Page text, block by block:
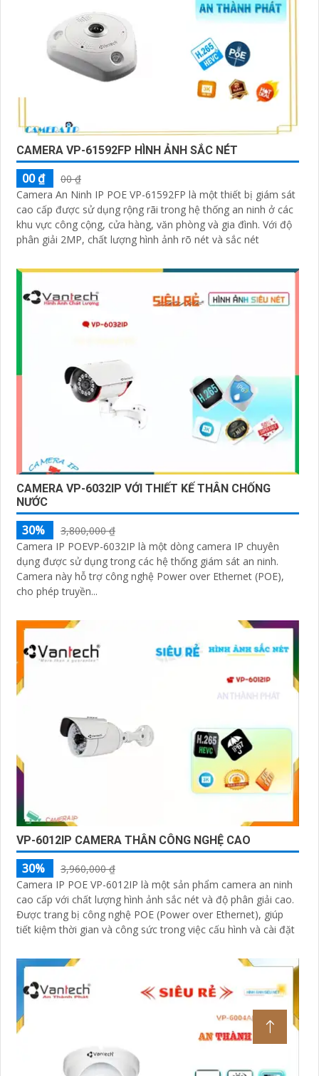
CAMERA VP-61592FP HÌNH ẢNH SẮC NÉT
00 ₫
00 ₫
Camera An Ninh IP POE VP-61592FP là một thiết bị giám sát
cao cấp được sử dụng rộng rãi trong hệ thống an ninh ở các
khu vực công cộng, cửa hàng, văn phòng và gia đình. Với độ
phân giải 2MP, chất lượng hình ảnh rõ nét và sắc nét
CAMERA VP-6032IP VỚI THIẾT KẾ THÂN CHỐNG
NƯỚC
30%
3,800,000 ₫
Camera IP POEVP-6032IP là một dòng camera IP chuyên
dụng được sử dụng trong các hệ thống giám sát an ninh.
Camera này hỗ trợ công nghệ Power over Ethernet (POE),
cho phép truyền...
VP-6012IP CAMERA THÂN CÔNG NGHỆ CAO
30%
3,960,000 ₫
Camera IP POE VP-6012IP là một sản phẩm camera an ninh
cao cấp với chất lượng hình ảnh sắc nét và độ phân giải cao.
Được trang bị công nghệ POE (Power over Ethernet), giúp
tiết kiệm thời gian và công sức trong việc cấu hình và cài đặt